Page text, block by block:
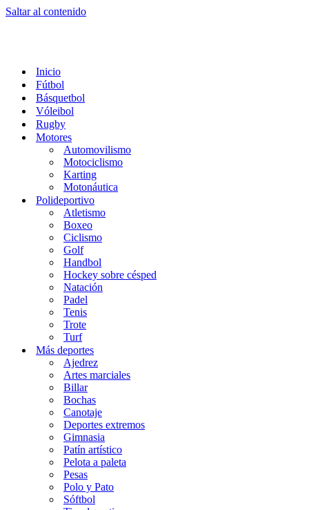
Saltar al contenido
Inicio
Fútbol
Básquetbol
Vóleibol
Rugby
Motores
Automovilismo
Motociclismo
Karting
Motonáutica
Polideportivo
Atletismo
Boxeo
Ciclismo
Golf
Handbol
Hockey sobre césped
Natación
Padel
Tenis
Trote
Turf
Más deportes
Ajedrez
Artes marciales
Billar
Bochas
Canotaje
Deportes extremos
Gimnasia
Patín artístico
Pelota a paleta
Pesas
Polo y Pato
Sóftbol